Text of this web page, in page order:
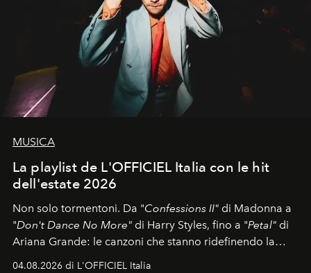
MUSICA
La playlist de L'OFFICIEL Italia con le hit
dell'estate 2026
Non solo tormentoni. Da "Confessions II" di Madonna a
"Don't Dance No More" di Harry Styles, fino a "Petal" di
Ariana Grande: le canzoni che stanno ridefinendo la
colonna sonora della stagione.
04.08.2026 di L'OFFICIEL Italia